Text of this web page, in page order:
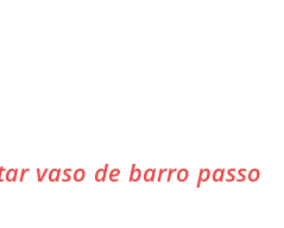
vaso de barro passo